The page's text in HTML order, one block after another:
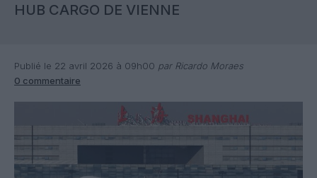
HUB CARGO DE VIENNE
Publié le 22 avril 2026 à 09h00 par Ricardo Moraes
0 commentaire